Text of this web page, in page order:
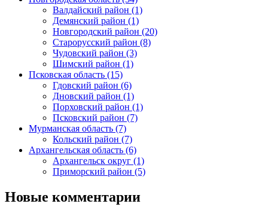
Валдайский район (1)
Демянский район (1)
Новгородский район (20)
Старорусский район (8)
Чудовский район (3)
Шимский район (1)
Псковская область (15)
Гдовский район (6)
Дновский район (1)
Порховский район (1)
Псковский район (7)
Мурманская область (7)
Кольский район (7)
Архангельская область (6)
Архангельск округ (1)
Приморский район (5)
Новые комментарии